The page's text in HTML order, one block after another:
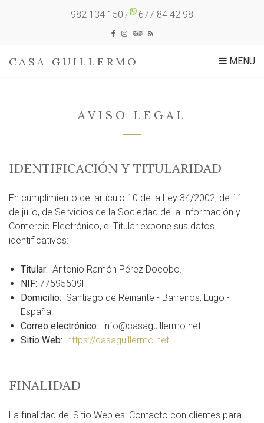
982 134 150 / 677 84 42 98
CASA GUILLERMO MENU
AVISO LEGAL
IDENTIFICACIÓN Y TITULARIDAD
En cumplimiento del artículo 10 de la Ley 34/2002, de 11
de julio, de Servicios de la Sociedad de la Información y
Comercio Electrónico, el Titular expone sus datos
identificativos:
Titular: Antonio Ramón Pérez Docobo.
NIF: 77595509H
Domicilio: Santiago de Reinante - Barreiros, Lugo -
España.
Correo electrónico: info@casaguillermo.net
Sitio Web: https://casaguillermo.net
FINALIDAD
La finalidad del Sitio Web es: Contacto con clientes para